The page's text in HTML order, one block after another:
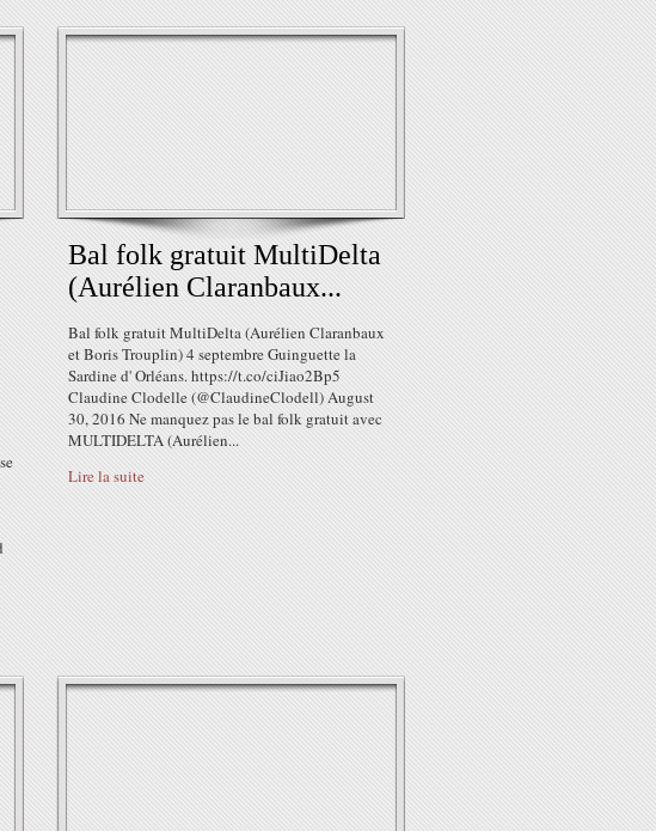
Bal folk gratuit MultiDelta
(Aurélien Claranbaux...
Bal folk gratuit MultiDelta (Aurélien Claranbaux
et Boris Trouplin) 4 septembre Guinguette la
Sardine d' Orléans. https://t.co/ciJiao2Bp5
Claudine Clodelle (@ClaudineClodell) August
30, 2016 Ne manquez pas le bal folk gratuit avec
MULTIDELTA (Aurélien...
Lire la suite